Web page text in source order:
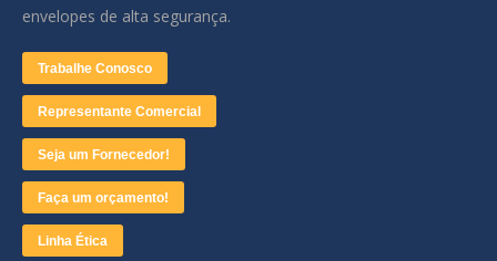
envelopes de alta segurança.
Trabalhe Conosco
Representante Comercial
Seja um Fornecedor!
Faça um orçamento!
Linha Ética